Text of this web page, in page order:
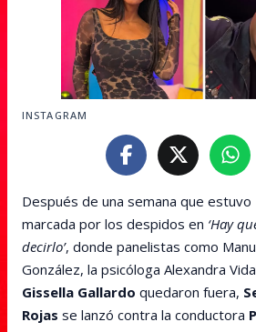
INSTAGRAM
Después de una semana que estuvo
marcada por los despidos en ‘Hay
decirlo’, donde panelistas como Manu
González, la psicóloga Alexandra
Gissella Gallardo quedaron fuera,
Rojas se lanzó contra la conductora